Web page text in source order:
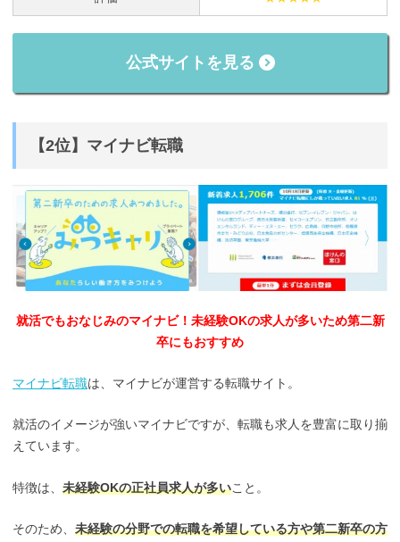
公式サイトを見る
【2位】マイナビ転職
就活でもおなじみのマイナビ！未経験OKの求人が多いため第二新
卒にもおすすめ
マイナビ転職は、マイナビが運営する転職サイト。
就活のイメージが強いマイナビですが、転職も求人を豊富に取り揃
えています。
特徴は、 未経験OKの正社員求人が多いこと。
そのため、 未経験の分野での転職を希望している方や第二新卒の方